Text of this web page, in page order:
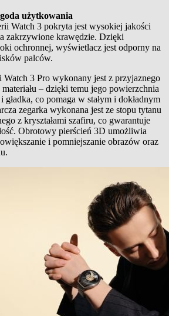
użytkowania
Watch 3 pokryta jest wysokiej jakości
zakrzywione krawędzie. Dzięki
ochronnej, wyświetlacz jest odporny na
palców.
3 Pro wykonany jest z przyjaznego
– dzięki temu jego powierzchnia
co pomaga w stałym i dokładnym
zegarka wykonana jest ze stopu tytanu
z kryształami szafiru, co gwarantuje
Obrotowy pierścień 3D umożliwia
i pomniejszanie obrazów oraz